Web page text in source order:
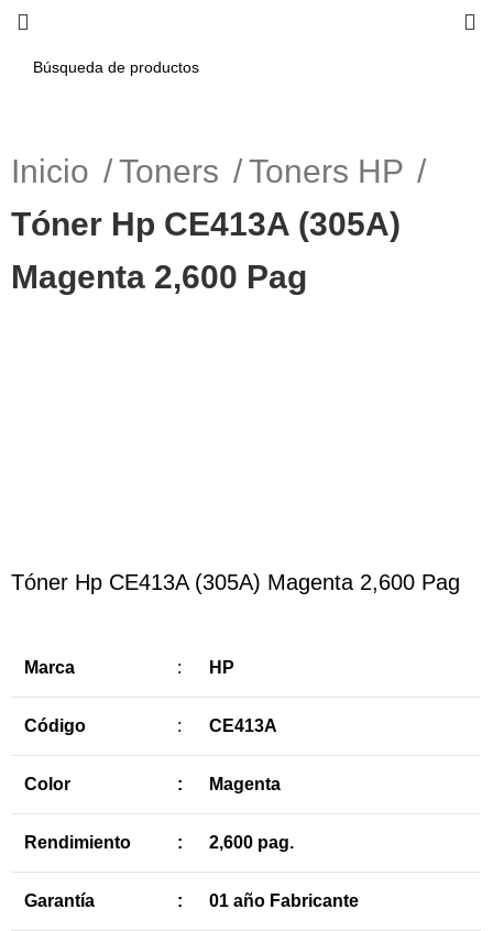
Inicio Toners
Toners HP
Tóner Hp CE413A (305A)
Magenta 2,600 Pag
Tóner Hp CE413A (305A) Magenta 2,600 Pag
Marca : HP
Código : CE413A
Color : Magenta
Rendimiento : 2,600 pag.
Garantía : 01 año Fabricante